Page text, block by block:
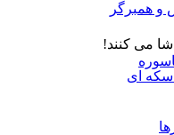
همبرگر
سکه ای
می کنند!